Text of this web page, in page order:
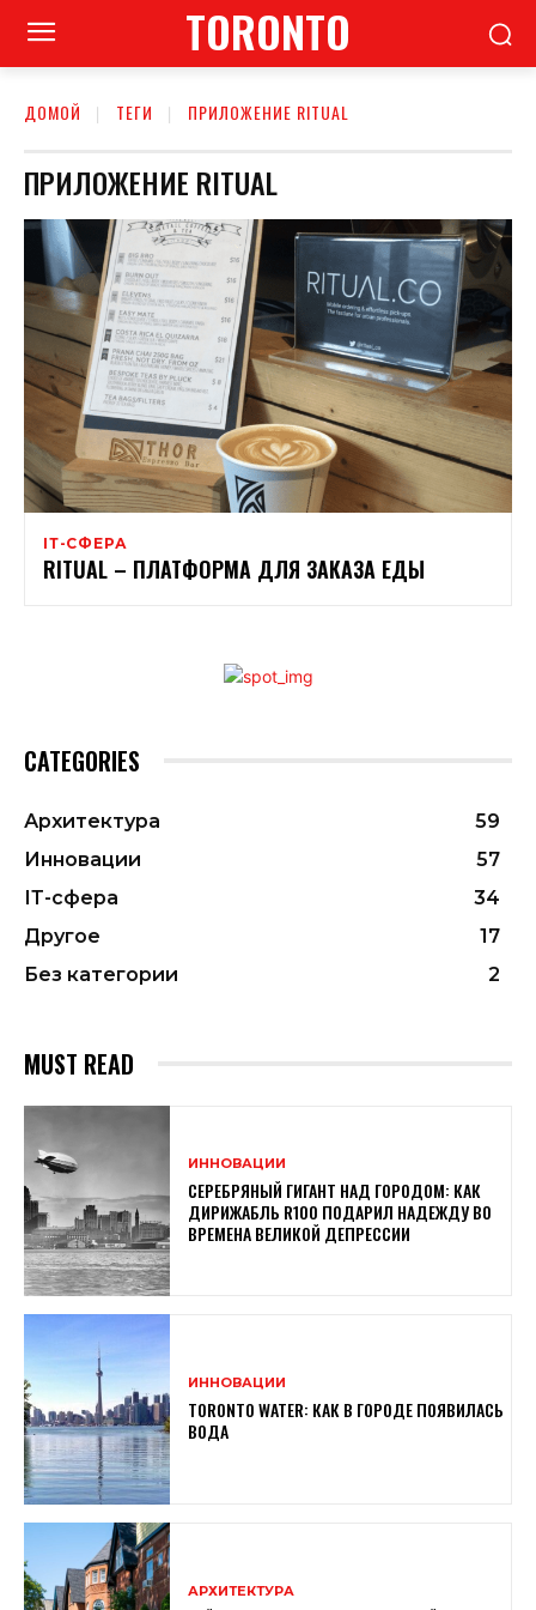
TORONTO
ДОМОЙ ТЕГИ ПРИЛОЖЕНИЕ RITUAL
ПРИЛОЖЕНИЕ RITUAL
ІТ-СФЕРА
RITUAL – ПЛАТФОРМА ДЛЯ ЗАКАЗА ЕДЫ
CATEGORIES
Архитектура
59
Инновации
57
ІТ-сфера
34
Другое
17
Без категории
2
MUST READ
ИННОВАЦИИ
СЕРЕБРЯНЫЙ ГИГАНТ НАД ГОРОДОМ: КАК
ДИРИЖАБЛЬ R100 ПОДАРИЛ НАДЕЖДУ ВО
ВРЕМЕНА ВЕЛИКОЙ ДЕПРЕССИИ
ИННОВАЦИИ
TORONTO WATER: КАК В ГОРОДЕ ПОЯВИЛАСЬ
ВОДА
АРХИТЕКТУРА